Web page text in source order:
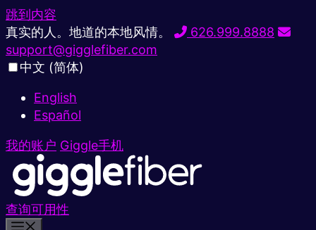
跳到内容
真实的人。地道的本地风情。
626.999.8888
support@gigglefiber.com
中文 (简体)
English
Español
我的账户 Giggle手机
查询可用性